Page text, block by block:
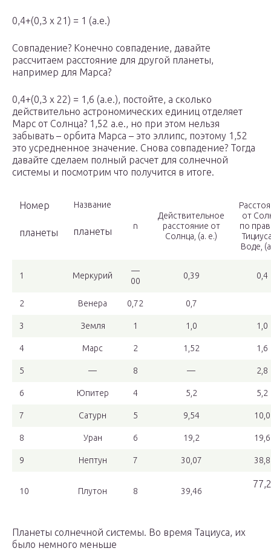
0,4+(0,3 х 21) = 1 (а.е.)
Совпадение? Конечно совпадение, давайте
рассчитаем расстояние для другой планеты,
например для Марса?
0,4+(0,3 х 22) = 1,6 (а.е.), постойте, а сколько
действительно астрономических единиц отделяет
Марс от Солнца? 1,52 а.е., но при этом нельзя
забывать – орбита Марса – это эллипс, поэтому 1,52
это усредненное значение. Снова совпадение? Тогда
давайте сделаем полный расчет для солнечной
системы и посмотрим что получится в итоге.
Номер
планеты
Название
планеты n
Действительное
расстояние от
Солнца, (а. е.)
от
по
Воде,
1 Меркурий
—
00
0,39 0,4
2 Венера 0,72 0,7
3 Земля 1 1,0 1,0
4 Марс 2 1,52 1,6
5 — 8 — 2,8
6 Юпитер 4 5,2 5,2
7 Сатурн 5 9,54 10,0
8 Уран 6 19,2 19,6
9 Нептун 7 30,07 38,8
10 Плутон 8 39,46
77,2
Планеты солнечной системы. Во время Тациуса, их
было немного меньше